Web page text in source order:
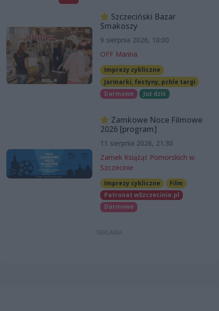
Szczeciński Bazar
Smakoszy
9 sierpnia 2026, 10:00
OFF Marina
Imprezy cykliczne
Jarmarki, festyny, pchle targi
Darmowe
Już dziś
Zamkowe Noce Filmowe
2026 [program]
11 sierpnia 2026, 21:30
Zamek Książąt Pomorskich w
Szczecinie
Imprezy cykliczne
Film
Patronat wSzczecinie.pl
Darmowe